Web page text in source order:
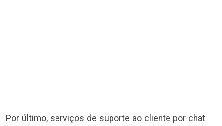
Por último, serviços de suporte ao cliente por chat